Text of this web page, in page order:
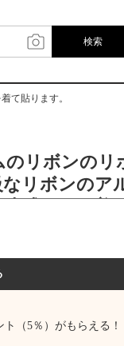
検索
て貼ります。
のリボンのリ
リボンのア
ト（5％）がもらえる！